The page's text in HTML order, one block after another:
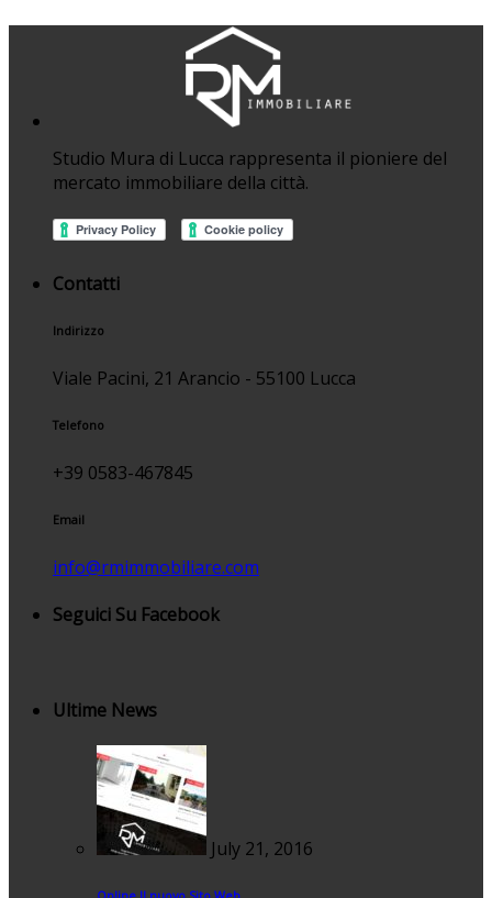
Studio Mura di Lucca rappresenta il pioniere del
mercato immobiliare della città.
Contatti
Indirizzo
Viale Pacini, 21 Arancio - 55100 Lucca
Telefono
+39 0583-467845
Email
info@rmimmobiliare.com
Seguici Su Facebook
Ultime News
July 21, 2016